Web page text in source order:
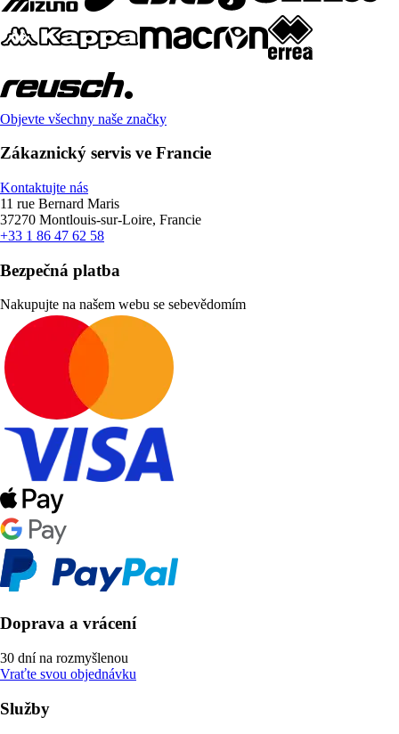
Objevte všechny naše značky
Zákaznický servis ve Francie
Kontaktujte nás
11 rue Bernard Maris
37270 Montlouis-sur-Loire, Francie
+33 1 86 47 62 58
Bezpečná platba
Nakupujte na našem webu se sebevědomím
Doprava a vrácení
30 dní na rozmyšlenou
Vraťte svou objednávku
Služby